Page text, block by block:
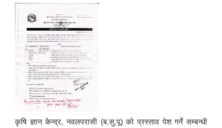
कृषि ज्ञान केन्द्र, नवलपरासी (ब.सु.पू) को प्रस्ताव पेश गर्ने सम्बन्धी